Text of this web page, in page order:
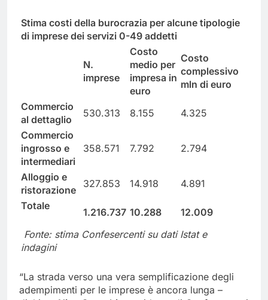
Stima costi della burocrazia per alcune tipologie
di imprese dei servizi 0-49 addetti
N.
imprese
Costo
medio per
impresa in
euro
Costo
complessivo
mln di euro
Commercio
al dettaglio
530.313 8.155
4.325
Commercio
ingrosso e
intermediari
358.571 7.792 2.794
Alloggio e
ristorazione
327.853 14.918
4.891
Totale
1.216.737 10.288
12.009
Fonte: stima Confesercenti su dati Istat e
indagini
“La strada verso una vera semplificazione degli
adempimenti per le imprese è ancora lunga –